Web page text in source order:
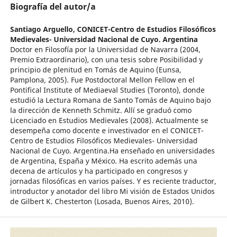
Biografía del autor/a
Santiago Arguello, CONICET-Centro de Estudios Filosóficos
Medievales- Universidad Nacional de Cuyo. Argentina
Doctor en Filosofía por la Universidad de Navarra (2004,
Premio Extraordinario), con una tesis sobre Posibilidad y
principio de plenitud en Tomás de Aquino (Eunsa,
Pamplona, 2005). Fue Postdoctoral Mellon Fellow en el
Pontifical Institute of Mediaeval Studies (Toronto), donde
estudió la Lectura Romana de Santo Tomás de Aquino bajo
la dirección de Kenneth Schmitz. Allí se graduó como
Licenciado en Estudios Medievales (2008). Actualmente se
desempeña como docente e investivador en el CONICET-
Centro de Estudios Filosóficos Medievales- Universidad
Nacional de Cuyo. Argentina.Ha enseñado en universidades
de Argentina, España y México. Ha escrito además una
decena de artículos y ha participado en congresos y
jornadas filosóficas en varios países. Y es reciente traductor,
introductor y anotador del libro Mi visión de Estados Unidos
de Gilbert K. Chesterton (Losada, Buenos Aires, 2010).